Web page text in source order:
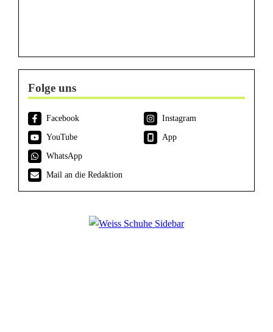
Folge uns
Facebook
Instagram
YouTube
App
WhatsApp
Mail an die Redaktion